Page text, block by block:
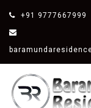
+91 9777667999